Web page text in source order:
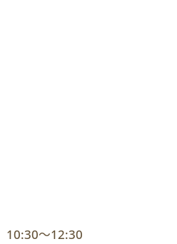
10:30～12:30